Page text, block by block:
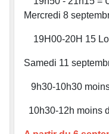
Mercredi 8
19H00-20H 15
Samedi 11
9h30-10h30
10h30-12h moins